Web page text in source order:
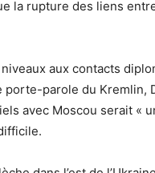
la rupture des liens
aux contacts
parole du Kremlin,
avec Moscou serait «